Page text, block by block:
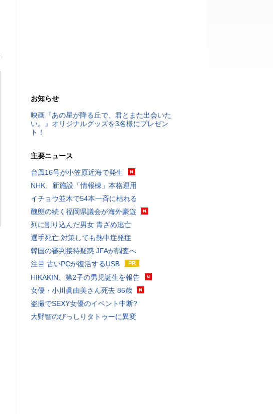
お知らせ
映画『あの星が降る丘で、君とまた出会いた
い。』オリジナルグッズを3名様にプレゼン
ト！
主要ニュース
台風16号が小笠原近海で発生
NHK、新施設「情報棟」本格運用
イチョウ並木で54本一斉に枯れる
醜態の続く福岡県議会が海外豪遊
列に割り込んだ男女 青ざめ逃亡
選手死亡 対策しても熱中症発症
韓国の審判接待疑惑 JFAが調査へ
注目 古いPCが復活するUSB
HIKAKIN、第2子の男児誕生を報告
女優・小川眞由美さん死去 86歳
盗撮でSEXY女優のイベント中断?
大野智のびっしりタトゥーに異変